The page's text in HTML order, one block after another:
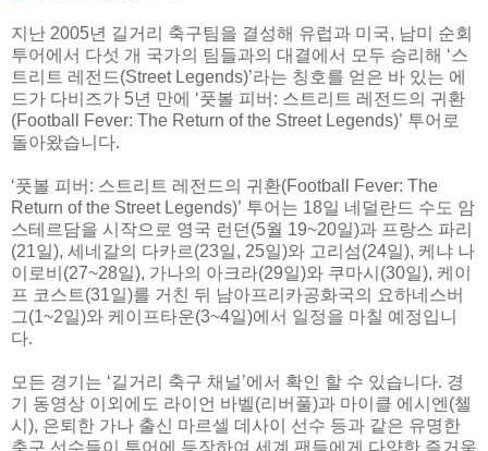
지난 2005년 길거리 축구팀을 결성해 유럽과 미국, 남미 순회
투어에서 다섯 개 국가의 팀들과의 대결에서 모두 승리해 ‘스
트리트 레전드(Street Legends)’라는 칭호를 얻은 바 있는 에
드가 다비즈가 5년 만에 ‘풋볼 피버: 스트리트 레전드의 귀환
(Football Fever: The Return of the Street Legends)’ 투어로
돌아왔습니다.
‘풋볼 피버: 스트리트 레전드의 귀환(Football Fever: The
Return of the Street Legends)’ 투어는 18일 네덜란드 수도 암
스테르담을 시작으로 영국 런던(5월 19~20일)과 프랑스 파리
(21일), 세네갈의 다카르(23일, 25일)와 고리섬(24일), 케냐 나
이로비(27~28일), 가나의 아크라(29일)와 쿠마시(30일), 케이
프 코스트(31일)를 거친 뒤 남아프리카공화국의 요하네스버
그(1~2일)와 케이프타운(3~4일)에서 일정을 마칠 예정입니
다.
모든 경기는 ‘길거리 축구 채널’에서 확인 할 수 있습니다. 경
기 동영상 이외에도 라이언 바벨(리버풀)과 마이클 에시엔(첼
시), 은퇴한 가나 출신 마르셀 데사이 선수 등과 같은 유명한
축구 선수들이 투어에 등장하여 세계 팬들에게 다양한 즐거움